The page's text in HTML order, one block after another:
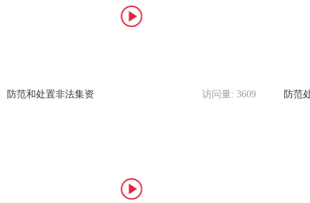
防范和处置非法集资 访问量: 3609 防范